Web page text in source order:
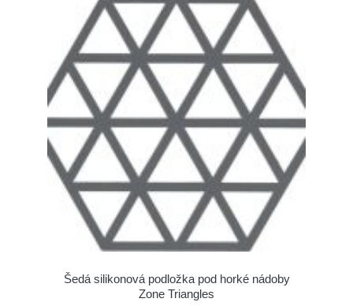
Šedá silikonová podložka pod horké nádoby
Zone Triangles